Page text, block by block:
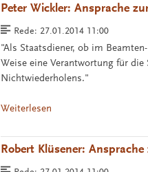
Peter Wickler: Ansprache
Rede: 27.01.2014 11:00
"Als Staatsdiener, ob im
Weise eine Verantwortung für
Nichtwiederholens."
Weiterlesen
Robert Klüsener: